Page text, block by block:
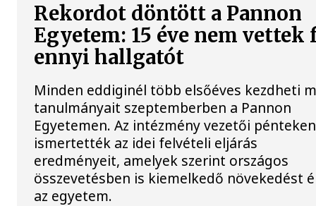
Rekordot döntött a Pannon
Egyetem: 15 éve nem vettek
ennyi hallgatót
Minden eddiginél több elsőéves kezdheti
tanulmányait szeptemberben a Pannon
Egyetemen. Az intézmény vezetői pénteken
ismertették az idei felvételi eljárás
eredményeit, amelyek szerint országos
összevetésben is kiemelkedő növekedést
az egyetem.